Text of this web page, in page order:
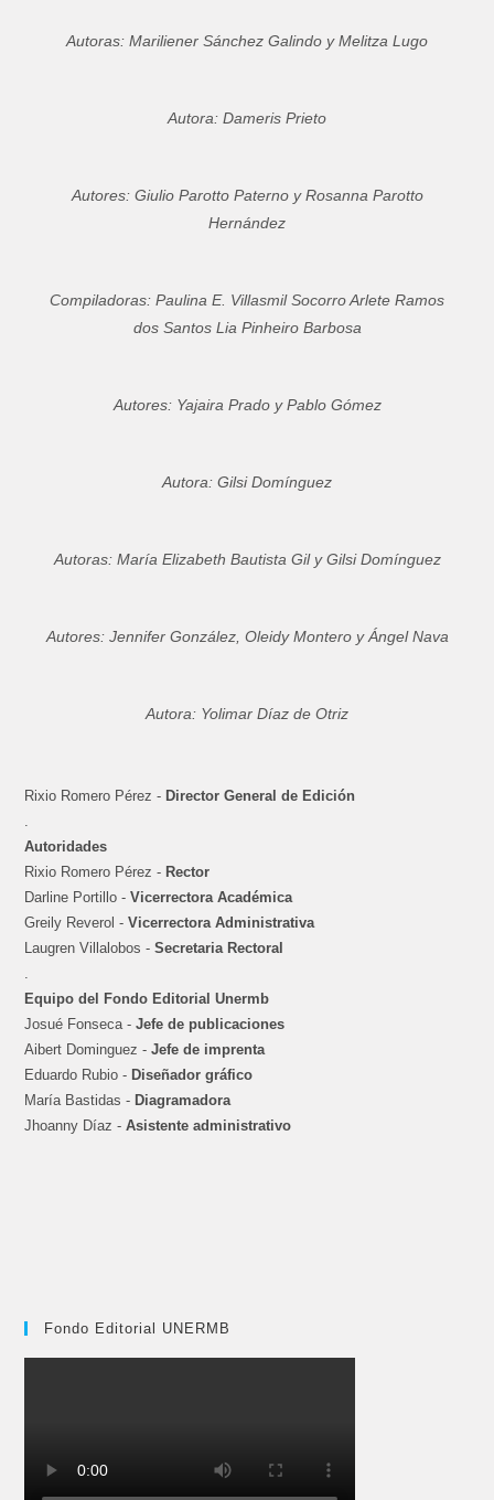
Autoras: Mariliener Sánchez Galindo y Melitza Lugo
Autora: Dameris Prieto
Autores: Giulio Parotto Paterno y Rosanna Parotto
Hernández
Compiladoras: Paulina E. Villasmil Socorro Arlete Ramos
dos Santos Lia Pinheiro Barbosa
Autores: Yajaira Prado y Pablo Gómez
Autora: Gilsi Domínguez
Autoras: María Elizabeth Bautista Gil y Gilsi Domínguez
Autores: Jennifer González, Oleidy Montero y Ángel Nava
Autora: Yolimar Díaz de Otriz
Rixio Romero Pérez - Director General de Edición
.
Autoridades
Rixio Romero Pérez - Rector
Darline Portillo -Vicerrectora Académica
Greily Reverol -Vicerrectora Administrativa
Laugren Villalobos -Secretaria Rectoral
.
Equipo del Fondo Editorial Unermb
Josué Fonseca -Jefe de publicaciones
Aibert Dominguez -Jefe de imprenta
Eduardo Rubio - Diseñador gráfico
María Bastidas - Diagramadora
Jhoanny Díaz -Asistente administrativo
Fondo Editorial UNERMB